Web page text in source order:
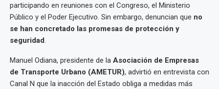
participando en reuniones con el Congreso, el Ministerio
Público y el Poder Ejecutivo. Sin embargo, denuncian que no
se han concretado las promesas de protección y
seguridad.
Manuel Odiana, presidente de la Asociación de Empresas
de Transporte Urbano (AMETUR), advirtió en entrevista con
Canal N que la inacción del Estado obliga a medidas más